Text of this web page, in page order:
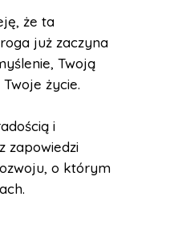
że ta
już zaczyna
Twoją
życie.
i
zapowiedzi
o którym